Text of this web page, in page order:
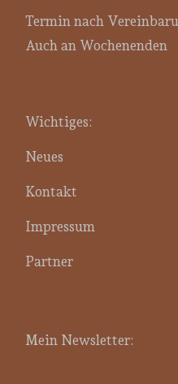
Termin nach
Auch an Wochenenden
Wichtiges:
Neues
Kontakt
Impressum
Partner
Mein Newsletter: